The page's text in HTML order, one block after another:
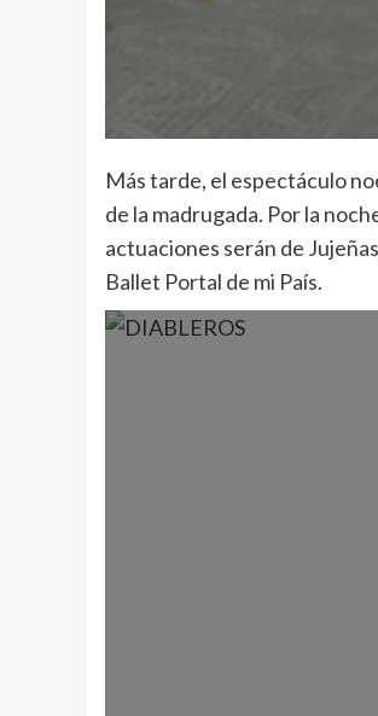
Más tarde, el espectáculo
de la madrugada. Por la
actuaciones serán de
Ballet Portal de mi País.